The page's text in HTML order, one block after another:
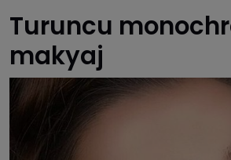
Turuncu
makyaj